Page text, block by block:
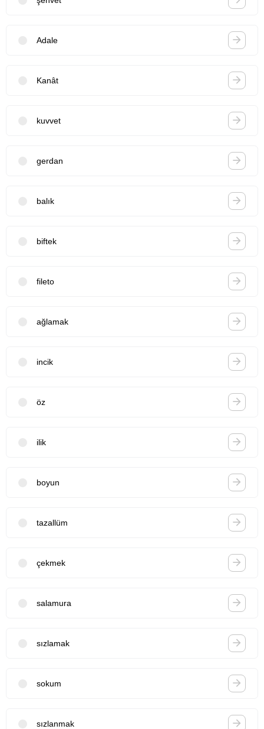
Adale
Kanât
kuvvet
gerdan
balık
biftek
fileto
ağlamak
incik
öz
ilik
boyun
tazallüm
çekmek
salamura
sızlamak
sokum
sızlanmak